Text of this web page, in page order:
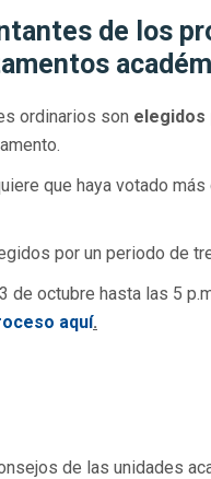
de los
ordinarios son elegidos
que haya votado
por un periodo de
octubre hasta las 5
aquí.
de las unidades